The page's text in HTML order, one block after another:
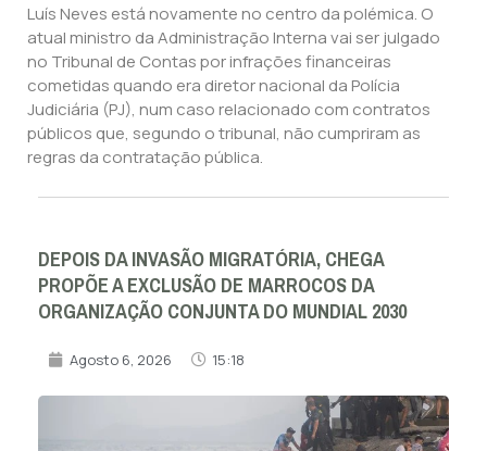
Luís Neves está novamente no centro da polémica. O
atual ministro da Administração Interna vai ser julgado
no Tribunal de Contas por infrações financeiras
cometidas quando era diretor nacional da Polícia
Judiciária (PJ), num caso relacionado com contratos
públicos que, segundo o tribunal, não cumpriram as
regras da contratação pública.
DEPOIS DA INVASÃO MIGRATÓRIA, CHEGA
PROPÕE A EXCLUSÃO DE MARROCOS DA
ORGANIZAÇÃO CONJUNTA DO MUNDIAL 2030
Agosto 6, 2026 15:18